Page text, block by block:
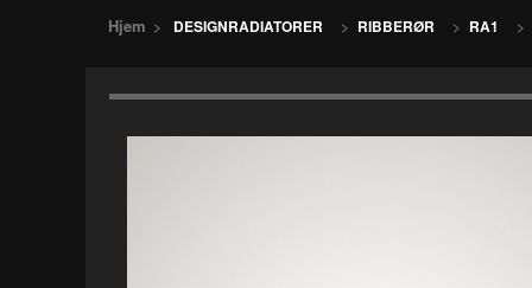
Hjem > DESIGNRADIATORER > RIBBERØR > RA1 >